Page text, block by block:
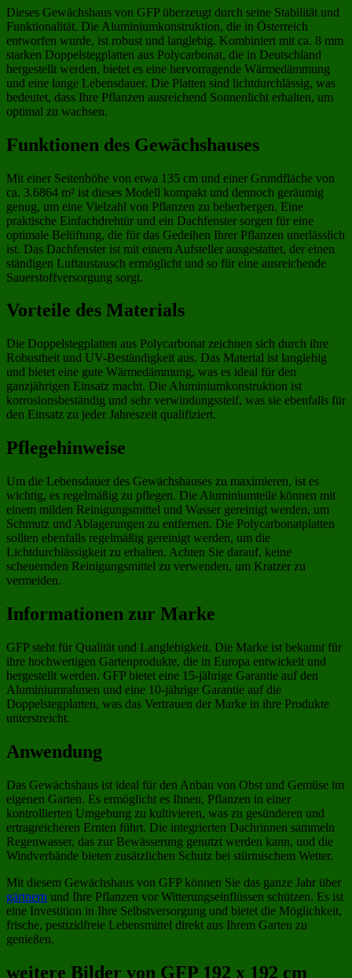
Dieses Gewächshaus von GFP überzeugt durch seine Stabilität und
Funktionalität. Die Aluminiumkonstruktion, die in Österreich
entworfen wurde, ist robust und langlebig. Kombiniert mit ca. 8 mm
starken Doppelstegplatten aus Polycarbonat, die in Deutschland
hergestellt werden, bietet es eine hervorragende Wärmedämmung
und eine lange Lebensdauer. Die Platten sind lichtdurchlässig, was
bedeutet, dass Ihre Pflanzen ausreichend Sonnenlicht erhalten, um
optimal zu wachsen.
Funktionen des Gewächshauses
Mit einer Seitenhöhe von etwa 135 cm und einer Grundfläche von
ca. 3.6864 m² ist dieses Modell kompakt und dennoch geräumig
genug, um eine Vielzahl von Pflanzen zu beherbergen. Eine
praktische Einfachdrehtür und ein Dachfenster sorgen für eine
optimale Belüftung, die für das Gedeihen Ihrer Pflanzen unerlässlich
ist. Das Dachfenster ist mit einem Aufsteller ausgestattet, der einen
ständigen Luftaustausch ermöglicht und so für eine ausreichende
Sauerstoffversorgung sorgt.
Vorteile des Materials
Die Doppelstegplatten aus Polycarbonat zeichnen sich durch ihre
Robustheit und UV-Beständigkeit aus. Das Material ist langlebig
und bietet eine gute Wärmedämmung, was es ideal für den
ganzjährigen Einsatz macht. Die Aluminiumkonstruktion ist
korrosionsbeständig und sehr verwindungssteif, was sie ebenfalls für
den Einsatz zu jeder Jahreszeit qualifiziert.
Pflegehinweise
Um die Lebensdauer des Gewächshauses zu maximieren, ist es
wichtig, es regelmäßig zu pflegen. Die Aluminiumteile können mit
einem milden Reinigungsmittel und Wasser gereinigt werden, um
Schmutz und Ablagerungen zu entfernen. Die Polycarbonatplatten
sollten ebenfalls regelmäßig gereinigt werden, um die
Lichtdurchlässigkeit zu erhalten. Achten Sie darauf, keine
scheuernden Reinigungsmittel zu verwenden, um Kratzer zu
vermeiden.
Informationen zur Marke
GFP steht für Qualität und Langlebigkeit. Die Marke ist bekannt für
ihre hochwertigen Gartenprodukte, die in Europa entwickelt und
hergestellt werden. GFP bietet eine 15-jährige Garantie auf den
Aluminiumrahmen und eine 10-jährige Garantie auf die
Doppelstegplatten, was das Vertrauen der Marke in ihre Produkte
unterstreicht.
Anwendung
Das Gewächshaus ist ideal für den Anbau von Obst und Gemüse im
eigenen Garten. Es ermöglicht es Ihnen, Pflanzen in einer
kontrollierten Umgebung zu kultivieren, was zu gesünderen und
ertragreicheren Ernten führt. Die integrierten Dachrinnen sammeln
Regenwasser, das zur Bewässerung genutzt werden kann, und die
Windverbände bieten zusätzlichen Schutz bei stürmischem Wetter.
Mit diesem Gewächshaus von GFP können Sie das ganze Jahr über
gärtnern und Ihre Pflanzen vor Witterungseinflüssen schützen. Es ist
eine Investition in Ihre Selbstversorgung und bietet die Möglichkeit,
frische, pestizidfreie Lebensmittel direkt aus Ihrem Garten zu
genießen.
weitere Bilder von GFP 192 x 192 cm